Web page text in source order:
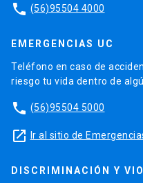
phone (56)95504 4000
EMERGENCIAS UC
Teléfono en caso de
riesgo tu vida dentro de
phone (56)95504 5000
launch Ir al sitio de
DISCRIMINACIÓN Y